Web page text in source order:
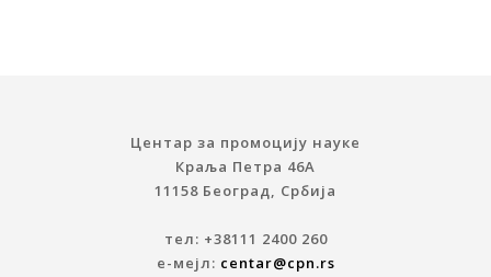
Центар за промоцију науке
Краља Петра 46A
11158 Београд, Србија
тел: +38111 2400 260
е-мејл: centar@cpn.rs